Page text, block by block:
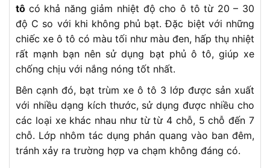
tô có khả năng giảm nhiệt độ cho ô tô từ 20 – 30
độ C so với khi không phủ bạt. Đặc biệt với những
chiếc xe ô tô có màu tối như màu đen, hấp thụ nhiệt
rất mạnh bạn nên sử dụng bạt phủ ô tô, giúp xe
chống chịu với nắng nóng tốt nhất.
Bên cạnh đó, bạt trùm xe ô tô 3 lớp được sản xuất
với nhiều dạng kích thước, sử dụng được nhiều cho
các loại xe khác nhau như từ từ 4 chỗ, 5 chỗ đến 7
chỗ. Lớp nhôm tác dụng phản quang vào ban đêm,
tránh xảy ra trường hợp va chạm không đáng có.